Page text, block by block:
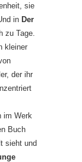
sie
in Der
zu Tage.
kleiner
der ihr
im Werk
Buch
sieht und